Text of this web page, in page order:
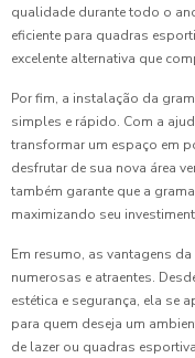
qualidade durante todo o
eficiente para quadras
excelente alternativa que
Por fim, a instalação da
simples e rápido. Com a
transformar um espaço em
desfrutar de sua nova área
também garante que a
maximizando seu
Em resumo, as vantagens
numerosas e atraentes.
estética e segurança, ela se
para quem deseja um
de lazer ou quadras